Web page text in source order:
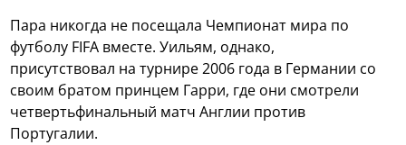
Пара никогда не посещала Чемпионат мира по
футболу FIFA вместе. Уильям, однако,
присутствовал на турнире 2006 года в Германии со
своим братом принцем Гарри, где они смотрели
четвертьфинальный матч Англии против
Португалии.